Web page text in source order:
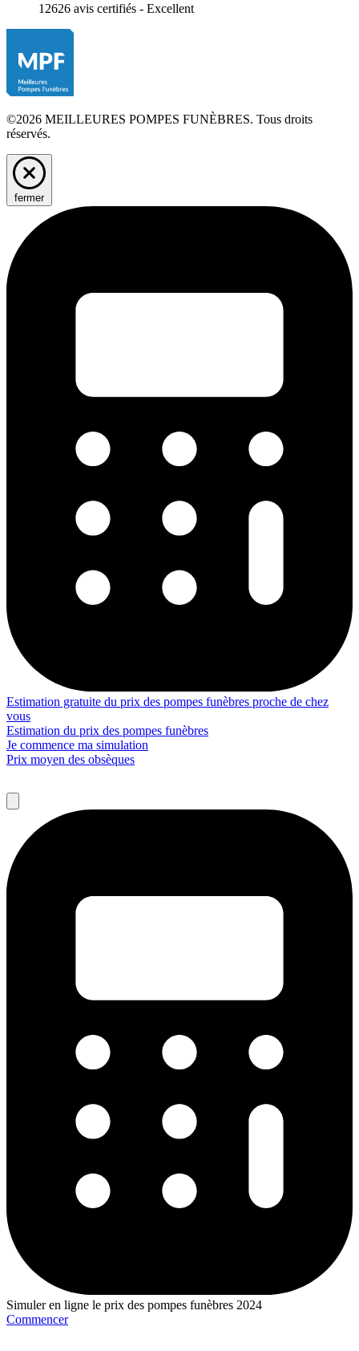
12626 avis certifiés - Excellent
©2026 MEILLEURES POMPES FUNÈBRES. Tous droits
réservés.
fermer
Estimation gratuite du prix des pompes funèbres proche de chez
vous
Estimation du prix des pompes funèbres
Je commence ma simulation
Prix moyen des obsèques
Simuler en ligne le prix des pompes funèbres 2024
Commencer